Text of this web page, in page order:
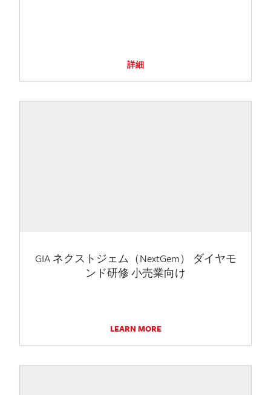
詳細
GIA ネクストジェム（NextGem） ダイヤモ
ンド研修 小売業向け
LEARN MORE